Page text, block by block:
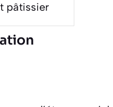
pâtissier